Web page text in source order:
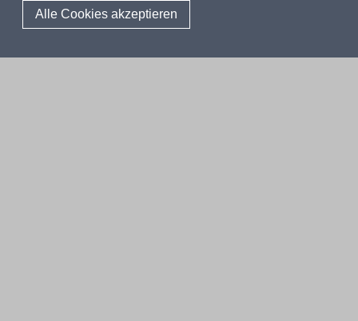
Alle Cookies akzeptieren
KI:EB
© 2026 QUA-LiS
Fußzeile
Impressum Datenschutzerklärung